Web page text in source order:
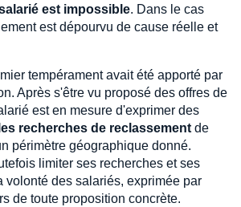
est impossible. Dans le cas
est dépourvu de cause réelle et
tempérament avait été apporté par
Après s'être vu proposé des offres de
est en mesure d'exprimer des
recherches de reclassement de
périmètre géographique donné.
limiter ses recherches et ses
volonté des salariés, exprimée par
de toute proposition concrète.